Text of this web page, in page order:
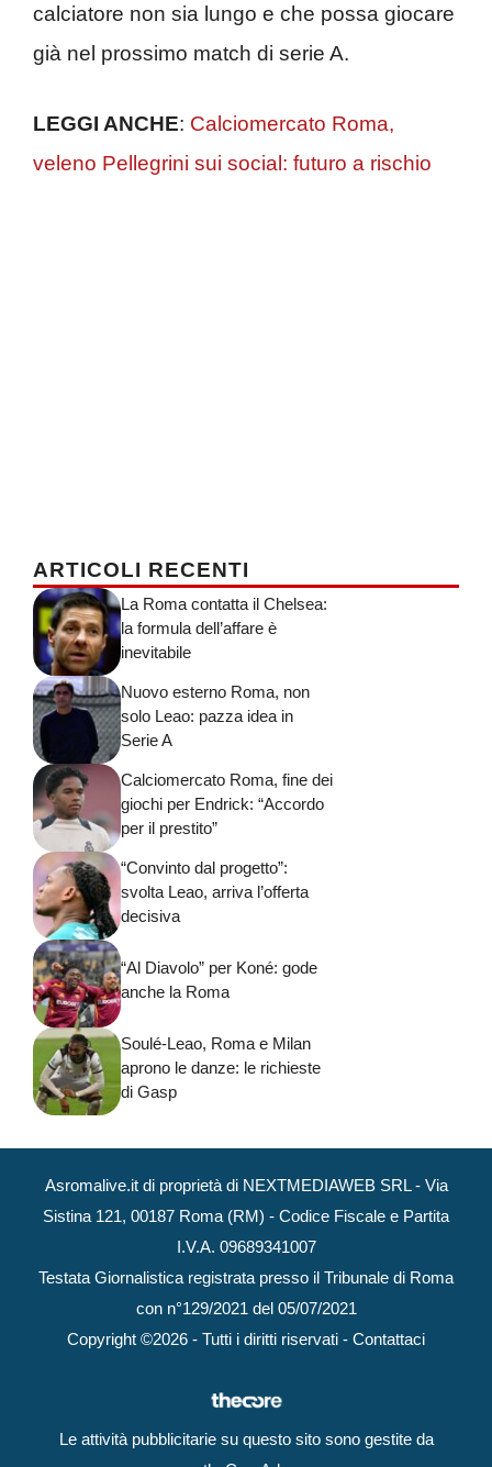
calciatore non sia lungo e che possa giocare
già nel prossimo match di serie A.
LEGGI ANCHE: Calciomercato Roma,
veleno Pellegrini sui social: futuro a rischio
ARTICOLI RECENTI
La Roma contatta il Chelsea:
la formula dell’affare è
inevitabile
Nuovo esterno Roma, non
solo Leao: pazza idea in
Serie A
Calciomercato Roma, fine dei
giochi per Endrick: “Accordo
per il prestito”
“Convinto dal progetto”:
svolta Leao, arriva l’offerta
decisiva
“Al Diavolo” per Koné: gode
anche la Roma
Soulé-Leao, Roma e Milan
aprono le danze: le richieste
di Gasp
Asromalive.it di proprietà di NEXTMEDIAWEB SRL - Via
Sistina 121, 00187 Roma (RM) - Codice Fiscale e Partita
I.V.A. 09689341007
Testata Giornalistica registrata presso il Tribunale di Roma
con n°129/2021 del 05/07/2021
Copyright ©2026 - Tutti i diritti riservati - Contattaci
Le attività pubblicitarie su questo sito sono gestite da